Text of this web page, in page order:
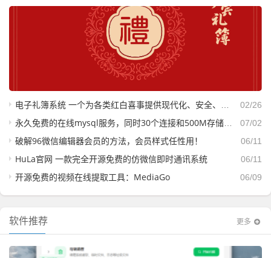
02/26
电子礼簿系统 一个为各类红白喜事提供现代化、安全、高效的礼金（份子钱）管理解决方案
07/02
永久免费的在线mysql服务，同时30个连接和500M存储空间
06/11
破解96微信编辑器会员的方法，会员样式任性用！
06/11
HuLa官网 一款完全开源免费的仿微信即时通讯系统
06/09
开源免费的视频在线提取工具：MediaGo
软件推荐 更多